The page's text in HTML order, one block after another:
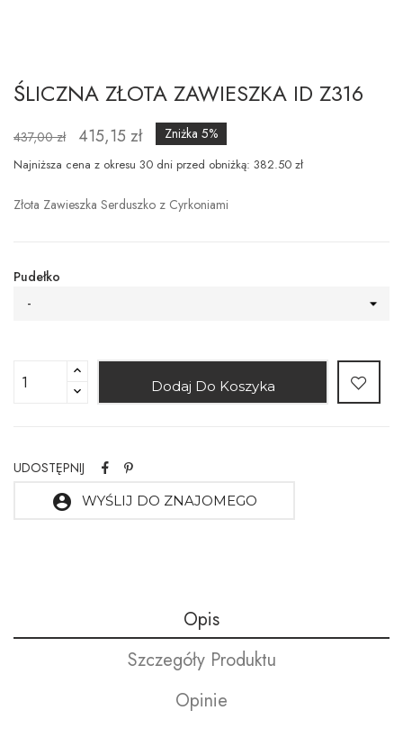
ŚLICZNA ZŁOTA ZAWIESZKA ID Z316
437,00 zł 415,15 zł Zniżka 5%
Najniższa cena z okresu 30 dni przed obniżką: 382.50 zł
Złota Zawieszka Serduszko z Cyrkoniami
Pudełko
-
Dodaj Do Koszyka
UDOSTĘPNIJ
account_circle WYŚLIJ DO ZNAJOMEGO
Opis
Szczegóły Produktu
Opinie